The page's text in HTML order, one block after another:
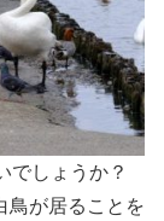
でしょうか？
鳥が居ることを